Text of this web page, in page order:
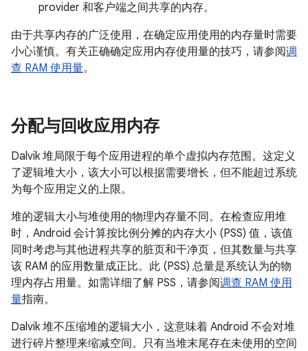
provider 和客户端之间共享的内存。
由于共享内存的广泛使用，在确定应用使用的内存量时需要
小心谨慎。有关正确确定应用内存使用量的技巧，请参阅调
查 RAM 使用量。
分配与回收应用内存
Dalvik 堆局限于每个应用进程的单个虚拟内存范围。这定义
了逻辑堆大小，该大小可以根据需要增长，但不能超过系统
为每个应用定义的上限。
堆的逻辑大小与堆使用的物理内存量不同。在检查应用堆
时，Android 会计算按比例分摊的内存大小 (PSS) 值，该值
同时考虑与其他进程共享的脏页和干净页，但其数量与共享
该 RAM 的应用数量成正比。此 (PSS) 总量是系统认为的物
理内存占用量。如需详细了解 PSS，请参阅调查 RAM 使用
量指南。
Dalvik 堆不压缩堆的逻辑大小，这意味着 Android 不会对堆
进行碎片整理来缩减空间。只有当堆末尾存在未使用的空间